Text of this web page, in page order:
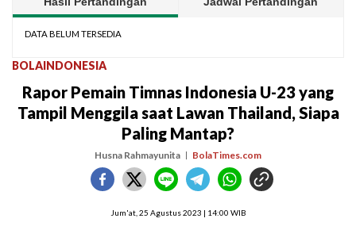
DATA BELUM TERSEDIA
BOLAINDONESIA
Rapor Pemain Timnas Indonesia U-23 yang
Tampil Menggila saat Lawan Thailand, Siapa
Paling Mantap?
Husna Rahmayunita BolaTimes.com
Jum'at, 25 Agustus 2023 | 14:00 WIB